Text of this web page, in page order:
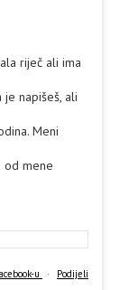
riječ ali ima
napišeš, ali
Meni
od mene
u · Podijeli